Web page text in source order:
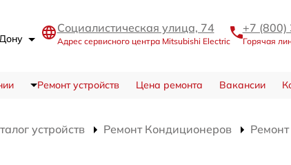
Социалистическая улица, 74
Адрес сервисного центра Mitsubishi Electric
+7
Горячая
Ремонт устройств Цена ремонта Вакансии
устройств Ремонт Кондиционеров